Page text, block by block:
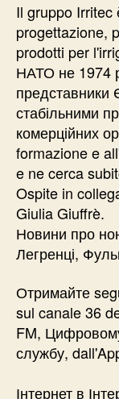
Il gruppo Irritec
progettazione,
prodotti per
НАТО не 1974
стабільними
комерційних
formazione e
e ne cerca
Ospite in
Giulia Giuffrè.
Новини про
Легренці,
Отримайте
sul canale 36
FM,
службу,
Інтернет в